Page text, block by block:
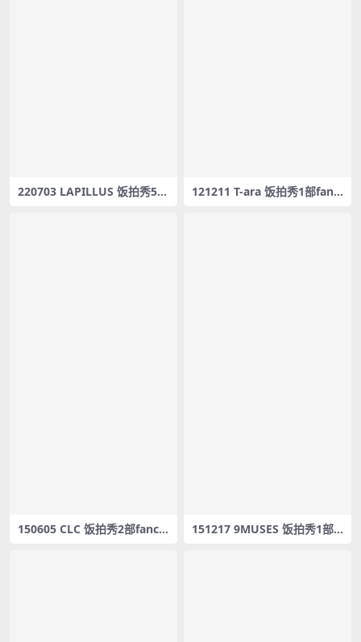
220703 LAPILLUS 饭拍秀5部
121211 T-ara 饭拍秀1部fanc
150605 CLC 饭拍秀2部fanca
151217 9MUSES 饭拍秀1部f